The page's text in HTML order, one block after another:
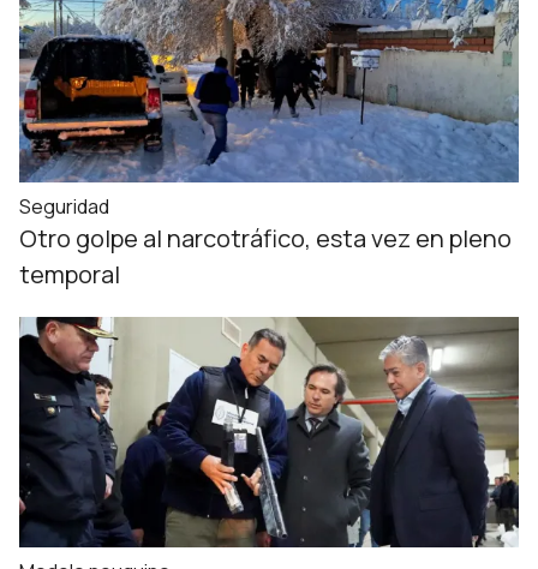
Seguridad
Otro golpe al narcotráfico, esta vez en pleno
temporal